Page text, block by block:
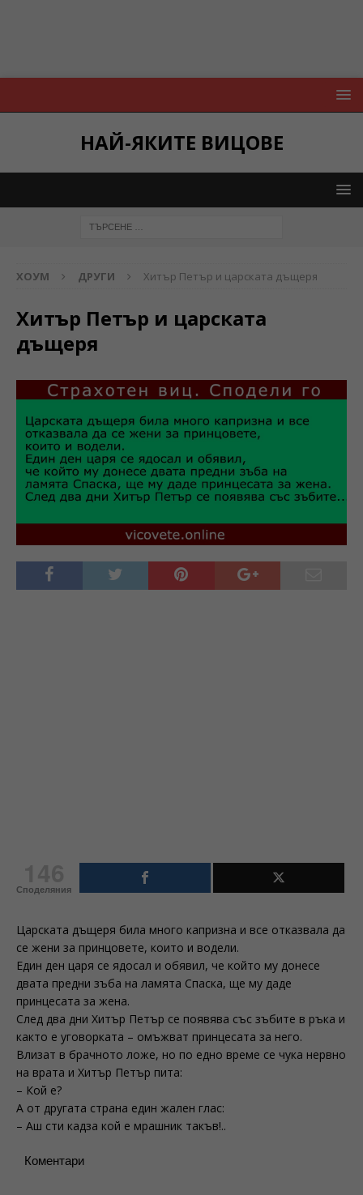
НАЙ-ЯКИТЕ ВИЦОВЕ
ХОУМ ДРУГИ Хитър Петър и царската дъщеря
Хитър Петър и царската
дъщеря
Споделяния
Царската дъщеря била много капризна и все отказвала да
се жени за принцовете, които и водели.
Един ден царя се ядосал и обявил, че който му донесе
двата предни зъба на ламята Спаска, ще му даде
принцесата за жена.
След два дни Хитър Петър се появява със зъбите в ръка и
както е уговорката – омъжват принцесата за него.
Влизат в брачното ложе, но по едно време се чука нервно
на врата и Хитър Петър пита:
– Кой е?
А от другата страна един жален глас:
– Аш сти кадза кой е мрашник такъв!..
Коментари